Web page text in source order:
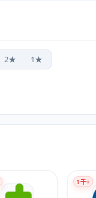
2★ 1★
1 千+